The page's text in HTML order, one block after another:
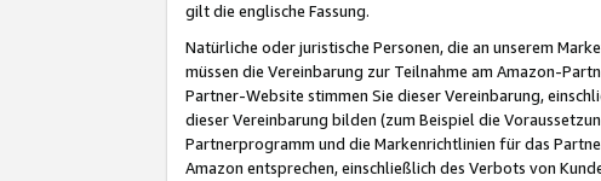
gilt die englische Fassung.
Natürliche oder juristische Personen, die an unserem
müssen die Vereinbarung zur Teilnahme am Amazon-
Partner-Website stimmen Sie dieser Vereinbarung,
dieser Vereinbarung bilden (zum Beispiel die
Partnerprogramm und die Markenrichtlinien für das
Amazon entsprechen, einschließlich des Verbots von